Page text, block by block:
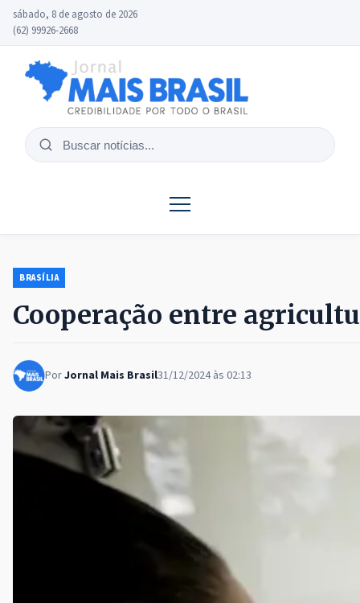
sábado, 8 de agosto de 2026
(62) 99926-2668
Buscar
BRASÍLIA
Cooperação entre
PorJornal Mais Brasil31/12/2024 às 02:13